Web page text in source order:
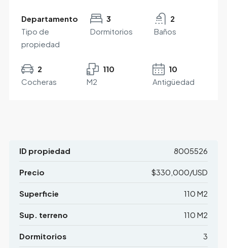
Departamento
Tipo de
propiedad
3
Dormitorios
2
Baños
2
Cocheras
110
M2
10
Antigüedad
ID propiedad 8005526
Precio $330,000/USD
Superficie 110 M2
Sup. terreno 110 M2
Dormitorios 3